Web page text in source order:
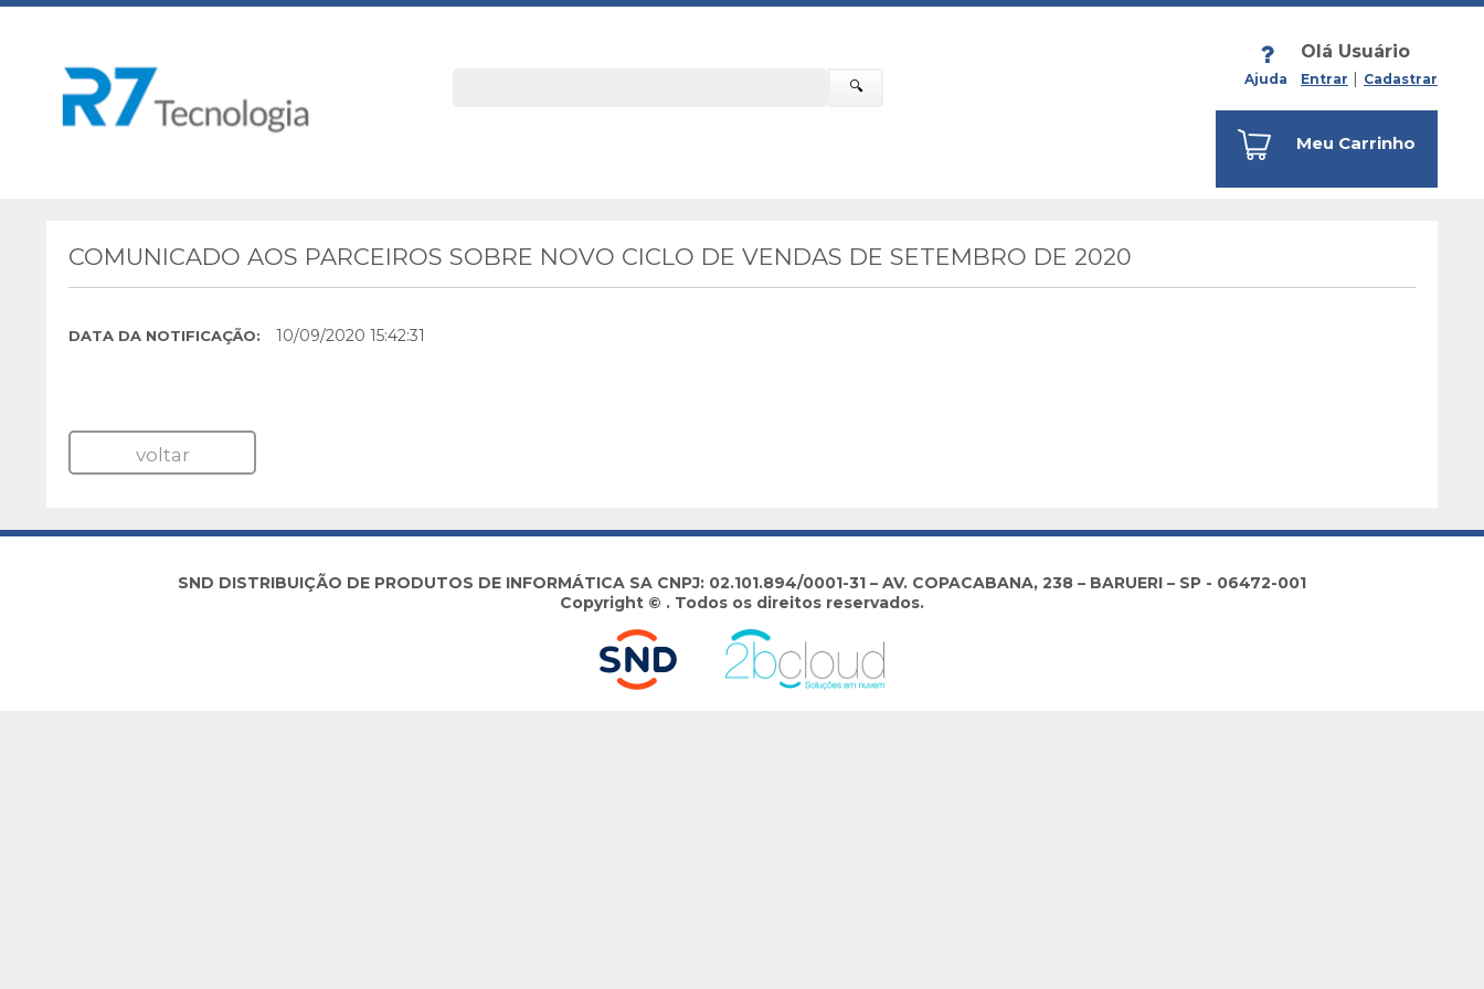
🔍 Ajuda
Olá Usuário
Entrar Cadastrar
Meu Carrinho
COMUNICADO AOS PARCEIROS SOBRE NOVO CICLO DE VENDAS DE SETEMBRO DE 2020
DATA DA NOTIFICAÇÃO: 10/09/2020 15:42:31
voltar
SND DISTRIBUIÇÃO DE PRODUTOS DE INFORMÁTICA SA CNPJ: 02.101.894/0001-31 – AV. COPACABANA, 238 – BARUERI – SP - 06472-001
Copyright © . Todos os direitos reservados.